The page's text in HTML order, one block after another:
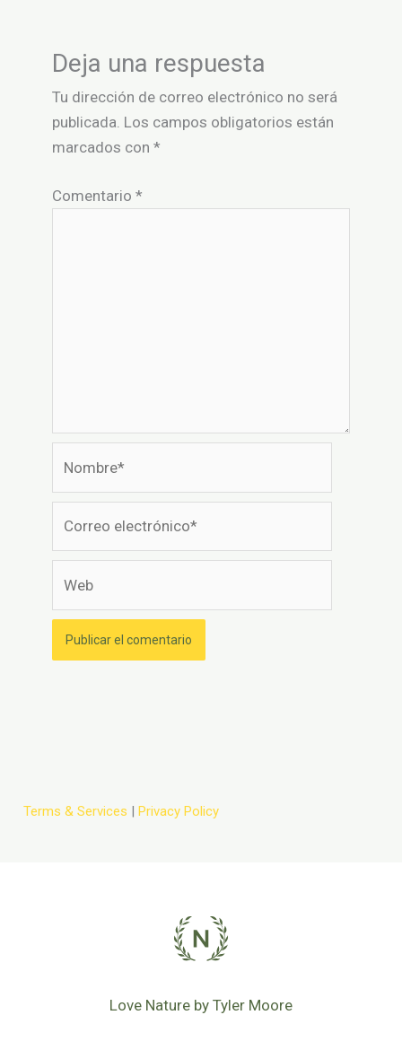
Deja una respuesta
Tu dirección de correo electrónico no será
publicada. Los campos obligatorios están
marcados con *
Comentario *
Terms & Services |Privacy Policy
Love Nature by Tyler Moore